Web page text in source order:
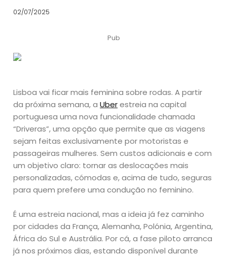
02/07/2025
Pub
Lisboa vai ficar mais feminina sobre rodas. A partir
da próxima semana, aUberestreia na capital
portuguesa uma nova funcionalidade chamada
“Driveras”, uma opção que permite que as viagens
sejam feitas exclusivamente por motoristas e
passageiras mulheres. Sem custos adicionais e com
um objetivo claro: tornar as deslocações mais
personalizadas, cómodas e, acima de tudo, seguras
para quem prefere uma condução no feminino.
É uma estreia nacional, mas a ideia já fez caminho
por cidades da França, Alemanha, Polónia, Argentina,
África do Sul e Austrália. Por cá, a fase piloto arranca
já nos próximos dias, estando disponível durante